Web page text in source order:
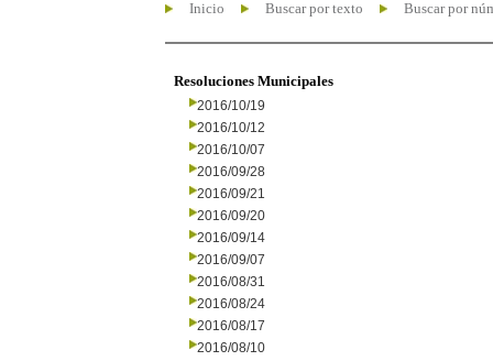
Inicio Buscar por texto Buscar por
Resoluciones Municipales
2016/10/19
2016/10/12
2016/10/07
2016/09/28
2016/09/21
2016/09/20
2016/09/14
2016/09/07
2016/08/31
2016/08/24
2016/08/17
2016/08/10